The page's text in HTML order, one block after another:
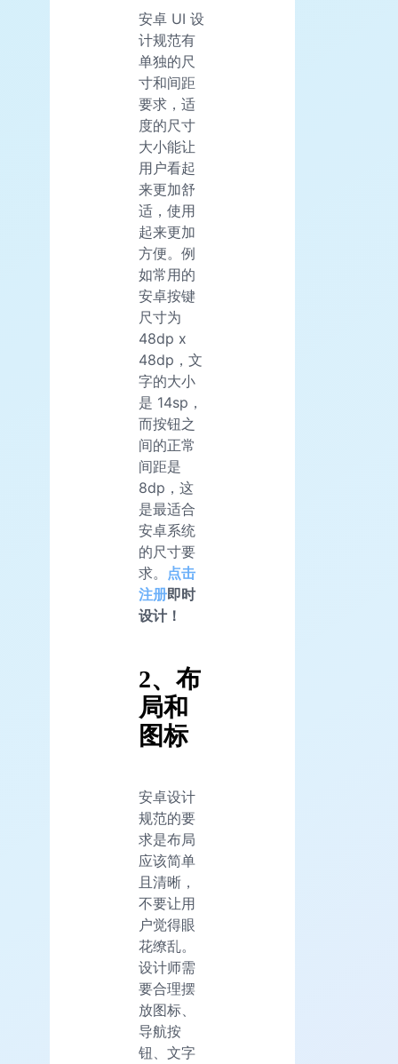
安卓 UI 设
计规范有
单独的尺
寸和间距
要求，适
度的尺寸
大小能让
用户看起
来更加舒
适，使用
起来更加
方便。例
如常用的
安卓按键
尺寸为
48dp x
48dp，文
字的大小
是 14sp，
而按钮之
间的正常
间距是
8dp，这
是最适合
安卓系统
的尺寸要
求。 点击
注册即时
设计！
2、布
局和
图标
安卓设计
规范的要
求是布局
应该简单
且清晰，
不要让用
户觉得眼
花缭乱。
设计师需
要合理摆
放图标、
导航按
钮、文字